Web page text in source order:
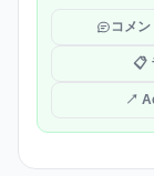
コメ
📋
↗